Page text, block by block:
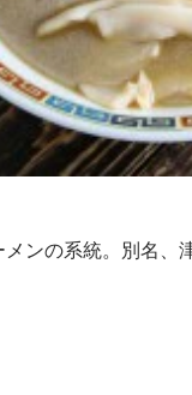
ンの系統。別名、